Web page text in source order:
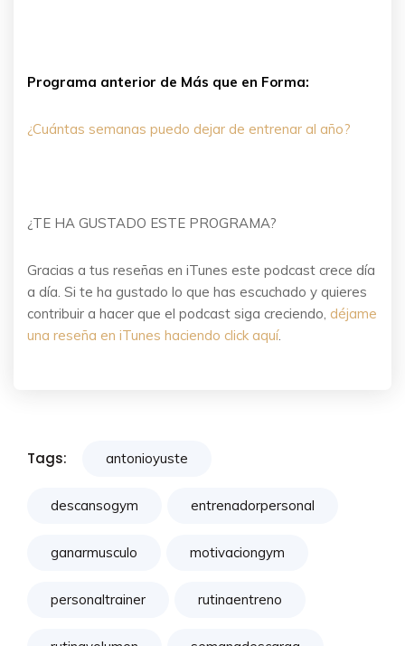
Programa anterior de Más que en Forma:
¿Cuántas semanas puedo dejar de entrenar al año?
¿TE HA GUSTADO ESTE PROGRAMA?
Gracias a tus reseñas en iTunes este podcast crece día
a día. Si te ha gustado lo que has escuchado y quieres
contribuir a hacer que el podcast siga creciendo, déjame
una reseña en iTunes haciendo click aquí.
Tags: antonioyuste
descansogym entrenadorpersonal
ganarmusculo motivaciongym
personaltrainer rutinaentreno